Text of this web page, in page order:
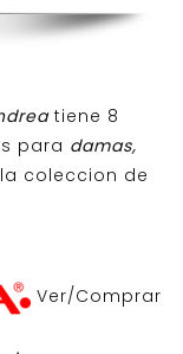
tiene 8
para damas,
coleccion de
Ver/Comprar